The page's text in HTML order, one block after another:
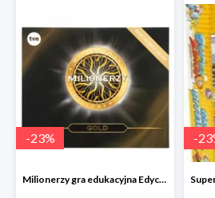
-23%
Milionerzy gra edukacyjna Edycja Gold w super cenie w Empiku Premium
-23